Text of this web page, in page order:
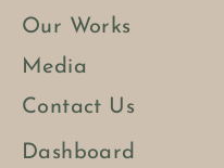
Our Works
Media
Contact Us
Dashboard